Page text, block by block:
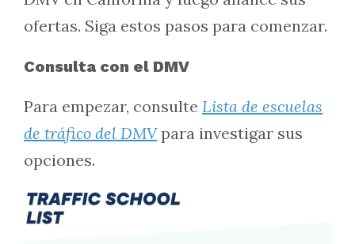
ofertas. Siga estos pasos para comenzar.
Consulta con el DMV
Para empezar, consulte Lista de escuelas
de tráfico del DMVpara investigar sus
opciones.